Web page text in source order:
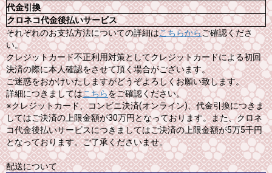
代金引換
クロネコ代金後払いサービス
それぞれのお支払方法についての詳細はこちらからご確認くださ
い。
クレジットカード不正利用対策としてクレジットカードによる初回
決済の際に本人確認をさせて頂く場合がございます。
ご迷惑をおかけいたしますがどうぞよろしくお願い致します。
詳細につきましてはこちらをご確認ください。
※クレジットカード、コンビニ決済(オンライン)、代金引換につきま
してはご決済の上限金額が30万円となっております。また、クロネ
コ代金後払いサービスにつきましてはご決済の上限金額が5万5千円
となっております。ご了承くださいませ。
配送について